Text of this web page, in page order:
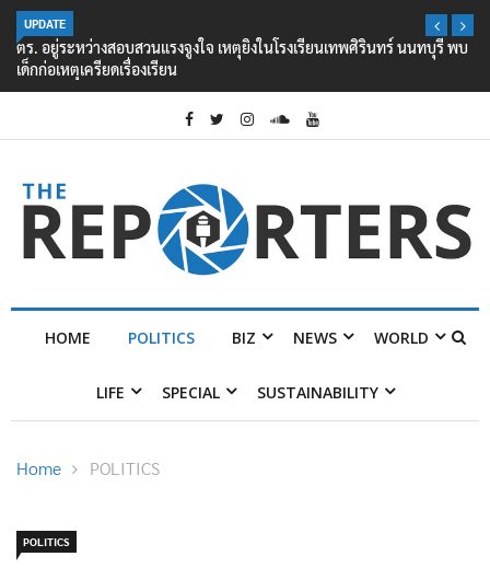
UPDATE
ตร. อยู่ระหว่างสอบสวนแรงจูงใจ เหตุยิงในโรงเรียนเทพศิรินทร์ นนทบุรี พบ
เด็กก่อเหตุเครียดเรื่องเรียน
HOME POLITICS BIZ NEWS WORLD
LIFE SPECIAL SUSTAINABILITY
Home POLITICS
POLITICS